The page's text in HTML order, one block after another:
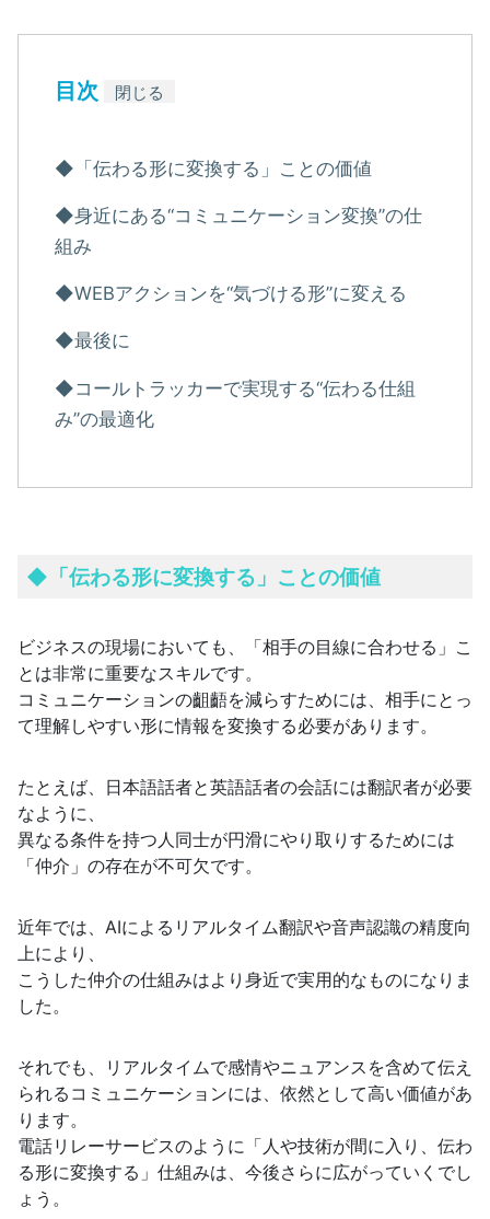
目次 閉じる
◆「伝わる形に変換する」ことの価値
◆身近にある“コミュニケーション変換”の仕
組み
◆WEBアクションを“気づける形”に変える
◆最後に
◆コールトラッカーで実現する“伝わる仕組
み”の最適化
◆ 「伝わる形に変換する」ことの価値
ビジネスの現場においても、「相手の目線に合わせる」こ
とは非常に重要なスキルです。
コミュニケーションの齟齬を減らすためには、相手にとっ
て理解しやすい形に情報を変換する必要があります。
たとえば、日本語話者と英語話者の会話には翻訳者が必要
なように、
異なる条件を持つ人同士が円滑にやり取りするためには
「仲介」の存在が不可欠です。
近年では、AIによるリアルタイム翻訳や音声認識の精度向
上により、
こうした仲介の仕組みはより身近で実用的なものになりま
した。
それでも、リアルタイムで感情やニュアンスを含めて伝え
られるコミュニケーションには、依然として高い価値があ
ります。
電話リレーサービスのように「人や技術が間に入り、伝わ
る形に変換する」仕組みは、今後さらに広がっていくでし
ょう。